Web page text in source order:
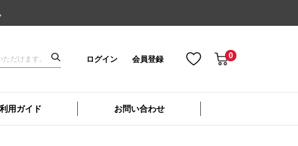
ログイン 会員登録 0
用ガイド お問い合わせ